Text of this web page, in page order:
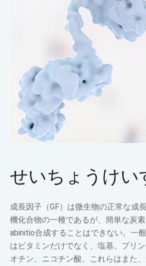
せいちょうけい
成長因子（GF）は微生物の正常な成
機化合物の一種であるが、簡単な炭
abinitio合成することはできない。一
はビタミンだけでなく、塩基、プリ
オチン、ニコチン酸、これらはまた